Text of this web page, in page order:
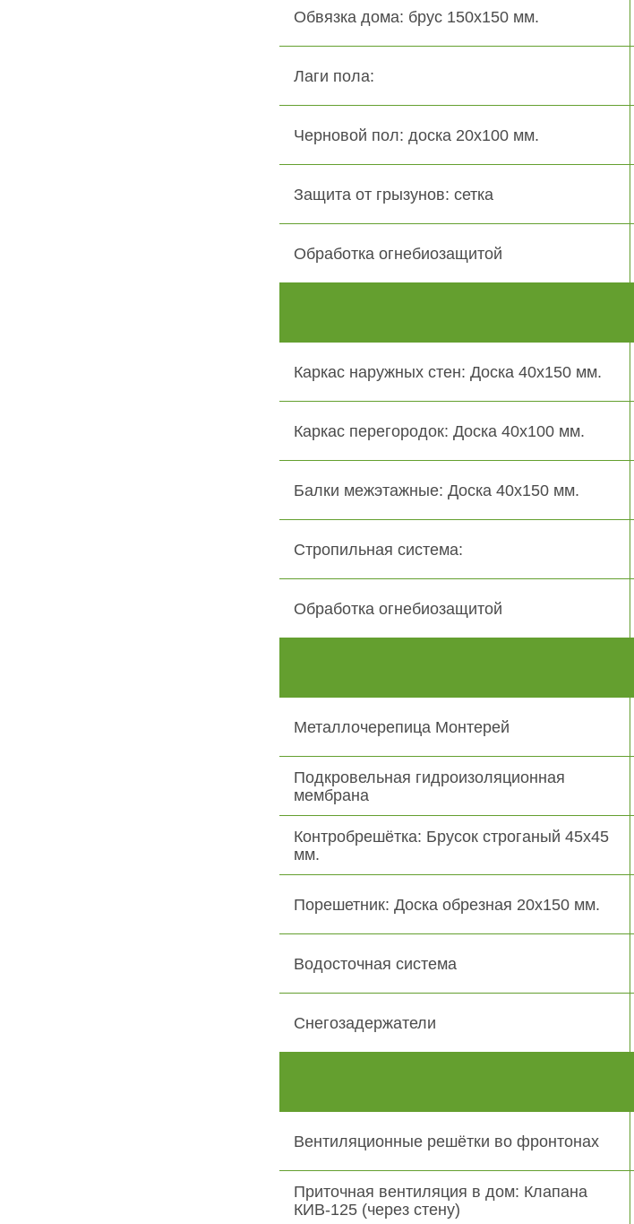
Обвязка дома: брус 150х150 мм.
Лаги пола:
Черновой пол: доска 20х100 мм.
Защита от грызунов: сетка
Обработка огнебиозащитой
Каркас наружных стен: Доска 40х150 мм.
Каркас перегородок: Доска 40х100 мм.
Балки межэтажные: Доска 40х150 мм.
Стропильная система:
Обработка огнебиозащитой
Металлочерепица Монтерей
Подкровельная гидроизоляционная
мембрана
Контробрешётка: Брусок строганый 45х45
мм.
Порешетник: Доска обрезная 20х150 мм.
Водосточная система
Снегозадержатели
Вентиляционные решётки во фронтонах
Приточная вентиляция в дом: Клапана
КИВ-125 (через стену)